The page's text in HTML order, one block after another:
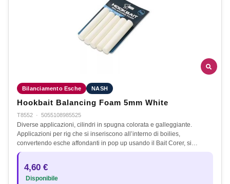
Bilanciamento Esche NASH
Hookbait Balancing Foam 5mm White
T8552 · 5055108985525
Diverse applicazioni, cilindri in spugna colorata e galleggiante.
Applicazioni per rig che si inseriscono all’interno di boilies,
convertendo esche affondanti in pop up usando il Bait Corer, si…
4,60 €
Disponibile